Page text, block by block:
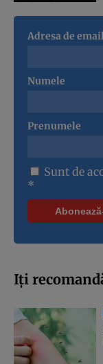
Adresa de
Numele
Prenumele
Sunt de
*
Iți